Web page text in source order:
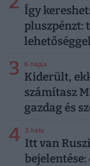
Így
pluszpénzt:
lehetőséggel
3 6 napja
Kiderült,
számítasz
gazdag és
4 3 hete
Itt van